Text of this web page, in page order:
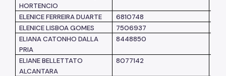
HORTENCIO
ELENICE FERREIRA DUARTE 6810748
ELENICE LISBOA GOMES
7506937
ELIANA CATONHO DALLA
PRIA
8448850
ELIANE BELLETTATO
ALCANTARA
8077142